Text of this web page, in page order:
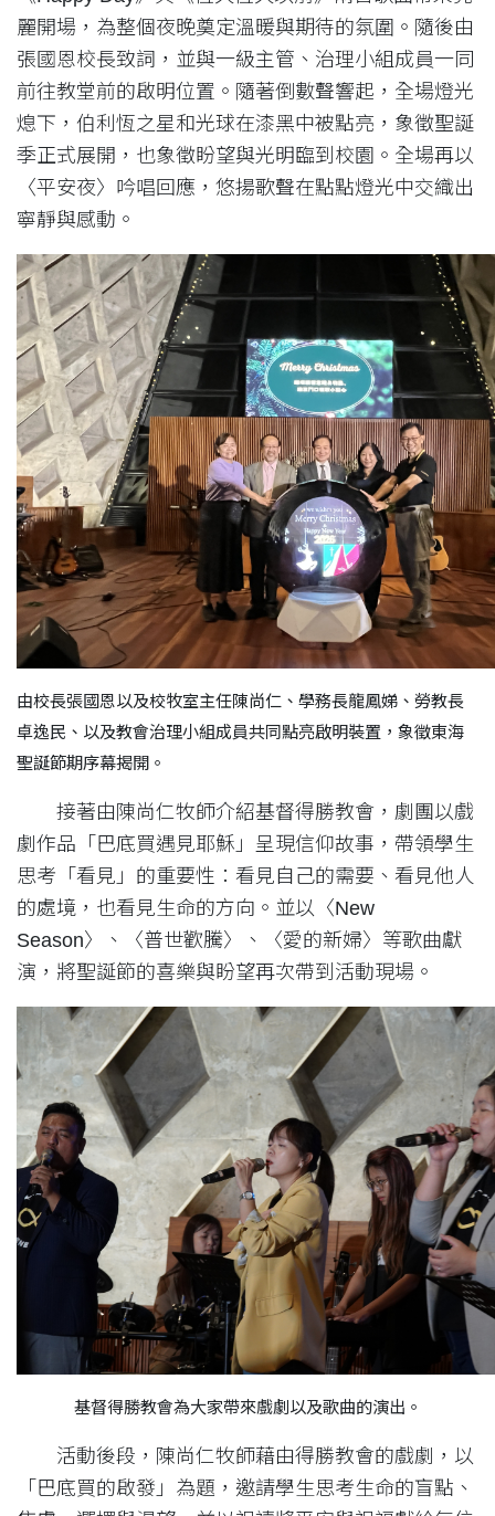
麗開場，為整個夜晚奠定溫暖與期待的氛圍。隨後由
張國恩校長致詞，並與一級主管、治理小組成員一同
前往教堂前的啟明位置。隨著倒數聲響起，全場燈光
熄下，伯利恆之星和光球在漆黑中被點亮，象徵聖誕
季正式展開，也象徵盼望與光明臨到校園。全場再以
〈平安夜〉吟唱回應，悠揚歌聲在點點燈光中交織出
寧靜與感動。
由校長張國恩以及校牧室主任陳尚仁、學務長龍鳳娣、勞教長
卓逸民、以及教會治理小組成員共同點亮啟明裝置，象徵東海
聖誕節期序幕揭開。
接著由陳尚仁牧師介紹基督得勝教會，劇團以戲
劇作品「巴底買遇見耶穌」呈現信仰故事，帶領學生
思考「看見」的重要性：看見自己的需要、看見他人
的處境，也看見生命的方向。並以〈New
Season〉、〈普世歡騰〉、〈愛的新婦〉等歌曲獻
演，將聖誕節的喜樂與盼望再次帶到活動現場。
基督得勝教會為大家帶來戲劇以及歌曲的演出。
活動後段，陳尚仁牧師藉由得勝教會的戲劇，以
「巴底買的啟發」為題，邀請學生思考生命的盲點、